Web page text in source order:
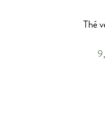
Thé